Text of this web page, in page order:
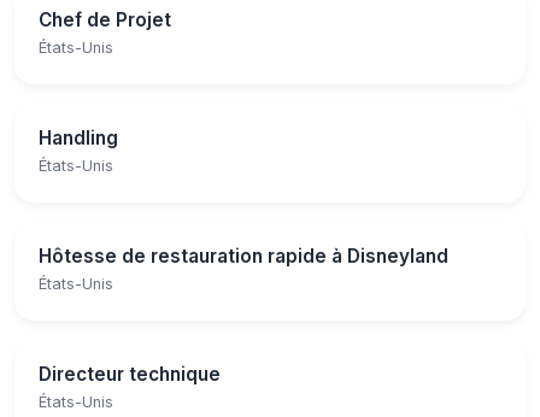
Chef de Projet
États-Unis
Handling
États-Unis
Hôtesse de restauration rapide à Disneyland
États-Unis
Directeur technique
États-Unis